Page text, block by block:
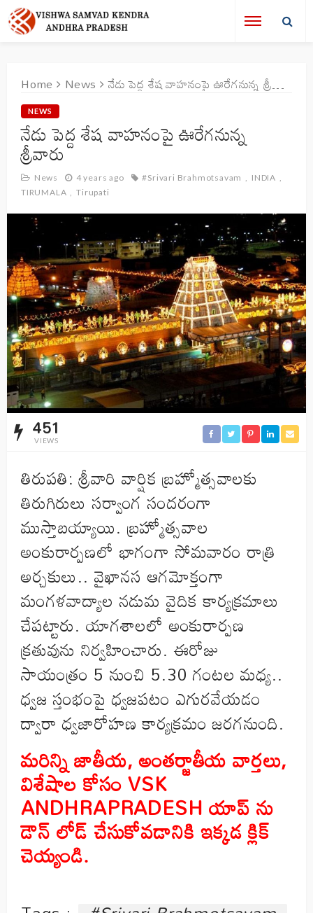
Home News నేడు పెద్ద శేష వాహనంపై ఊరేగనున్న శ్రీవారు
NEWS
నేడు పెద్ద శేష వాహనంపై ఊరేగనున్న
శ్రీవారు
News 4 years ago #Srivari Brahmotsavam
INDIA
TIRUMALA
Tirupati
451
VIEWS
తిరుప‌తి: శ్రీవారి వార్షిక బ్రహ్మోత్సవాలకు
తిరుగిరులు సర్వాంగ సందరంగా
ముస్తాబయ్యాయి. బ్రహ్మోత్సవాల
అంకురార్పణలో భాగంగా సోమవారం రాత్రి
అర్చకులు.. వైఖానస ఆగమోక్తంగా
మంగళవాద్యాల నడుమ వైదిక కార్యక్రమాలు
చేపట్టారు. యాగశాలలో అంకురార్పణ
క్రతువును నిర్వహించారు. ఈరోజు
సాయంత్రం 5 నుంచి 5.30 గంటల మధ్య..
ధ్వజ స్తంభంపై ధ్వజపటం ఎగురవేయడం
ద్వారా ధ్వజారోహణ కార్యక్రమం జరగనుంది.
మరిన్ని జాతీయ,అంతర్జాతీయ వార్తలు,
విశేషాల కోసంVSK
ANDHRAPRADESHయాప్ ను
డౌన్ లోడ్ చేసుకోవడానికి ఇక్కడ క్లిక్
చెయ్యండి.